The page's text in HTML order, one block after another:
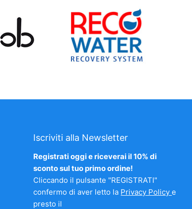
Iscriviti alla Newsletter
Registrati oggi e riceverai il 10% di
sconto sul tuo primo ordine!
Cliccando il pulsante "REGISTRATI"
confermo di aver letto la Privacy Policye
presto il